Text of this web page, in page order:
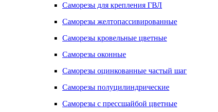
Саморезы для крепления ГВЛ
Саморезы желтопассивированные
Саморезы кровельные цветные
Саморезы оконные
Саморезы оцинкованные частый шаг
Саморезы полуцилиндрические
Саморезы с прессшайбой цветные